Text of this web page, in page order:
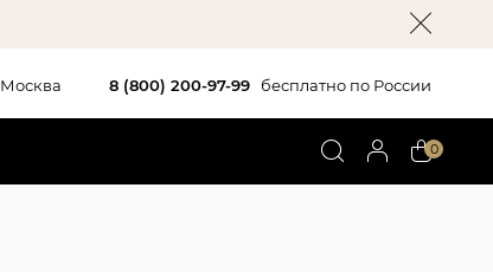
Москва 8 (800) 200-97-99 бесплатно по России
0